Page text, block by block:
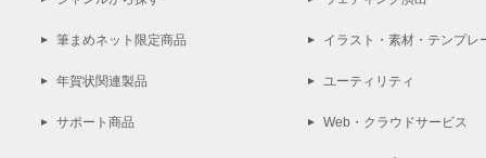
筆まめネット限定商品
年賀状関連製品
サポート商品
イラスト・素材・テンプレ
ユーティリティ
Web・クラウドサービス